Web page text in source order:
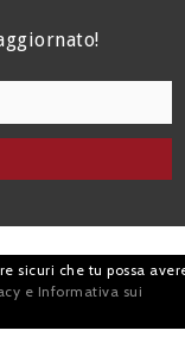
|
| P.I.
sicuri che tu possa
e Informativa sui